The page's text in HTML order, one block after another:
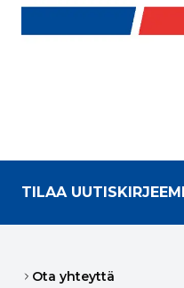
TILAA
Ota yhteyttä